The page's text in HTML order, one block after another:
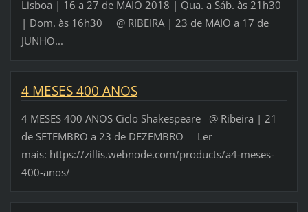
Lisboa | 16 a 27 de MAIO 2018 | Qua. a Sáb. às 21h30
| Dom. às 16h30 @ RIBEIRA | 23 de MAIO a 17 de
JUNHO...
4 MESES 400 ANOS
4 MESES 400 ANOS Ciclo Shakespeare @ Ribeira | 21
de SETEMBRO a 23 de DEZEMBRO Ler
mais: https://zillis.webnode.com/products/a4-meses-
400-anos/